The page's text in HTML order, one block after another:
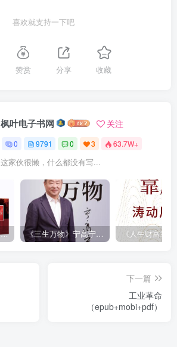
喜欢就支持一下吧
赞赏 分享 收藏
枫叶电子书网 关注
0 9791 0 3 63.7W+
这家伙很懒，什么都没有写...
《周梅森作品全集》[共30册] 《三生万物》宁高宁（epub+mobi+azw3+pdf）
下一篇
工业革命
（epub+mobi+pdf）